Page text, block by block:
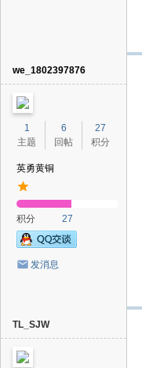
we_1802397876
1
主题
6
回帖
27
积分
英勇黄铜
积分 27
发消息
TL_SJW